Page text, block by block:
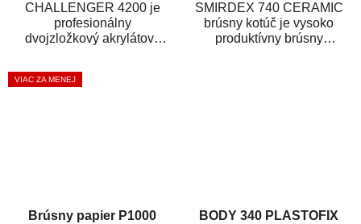
CHALLENGER 4200 je
profesionálny
dvojzložkový akrylátový
Ľahko sa nanáša, dobre...
SMIRDEX 740 CERAMIC
brúsny kotúč je vysoko
produktívny brúsny
VIAC ZA MENEJ
Brúsny papier P1000
BODY 340 PLASTOFIX